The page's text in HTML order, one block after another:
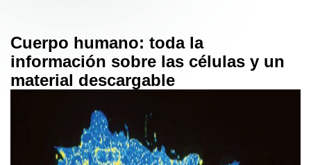
Cuerpo humano: toda la
información sobre las células y un
material descargable